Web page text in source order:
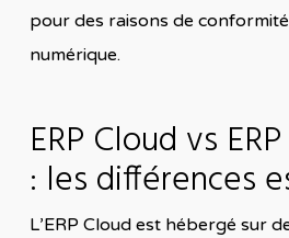
pour des raisons de
numérique.
ERP Cloud vs
: les différences
L’ERP Cloud est hébergé sur